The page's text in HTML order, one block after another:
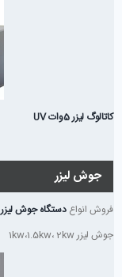
کاتالوگ لیزر 5وات UV
جوش لیزر
فروش انواع دستگاه جوش لیزر
جوش لیزر 1kw،1.5kw، 2kw